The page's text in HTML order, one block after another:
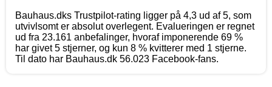
Bauhaus.dks Trustpilot-rating ligger på 4,3 ud af 5, som
utvivlsomt er absolut overlegent. Evalueringen er regnet
ud fra 23.161 anbefalinger, hvoraf imponerende 69 %
har givet 5 stjerner, og kun 8 % kvitterer med 1 stjerne.
Til dato har Bauhaus.dk 56.023 Facebook-fans.